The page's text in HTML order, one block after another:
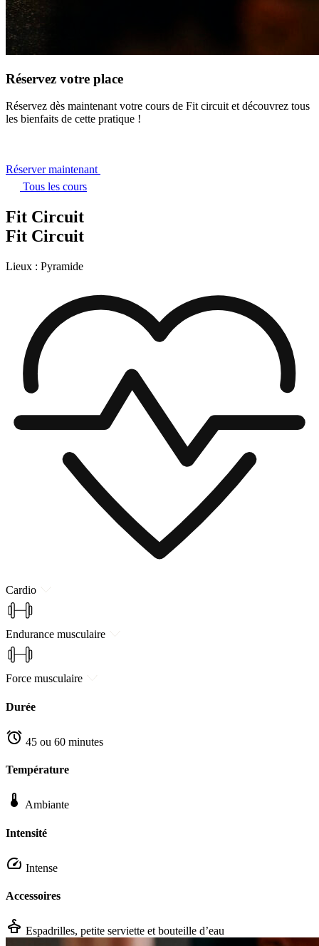
Réservez votre place
Réservez dès maintenant votre cours de Fit circuit et découvrez tous
les bienfaits de cette pratique !
Réserver maintenant
Tous les cours
Fit Circuit
Fit Circuit
Lieux : Pyramide
Cardio
Endurance musculaire
Force musculaire
Durée
45 ou 60 minutes
Température
Ambiante
Intensité
Intense
Accessoires
Espadrilles, petite serviette et bouteille d’eau